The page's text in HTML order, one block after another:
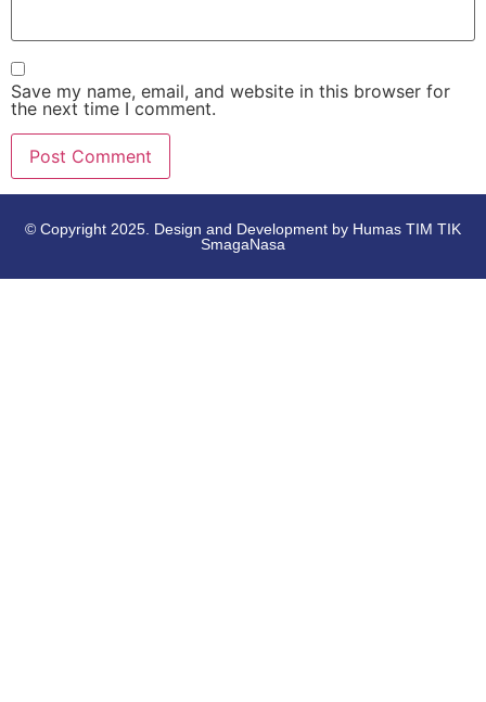
Save my name, email, and website in this browser for
the next time I comment.
© Copyright 2025. Design and Development by Humas TIM TIK
SmagaNasa